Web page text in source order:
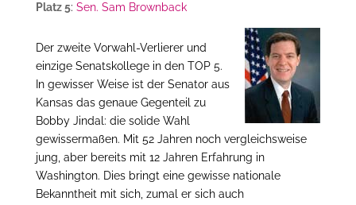
Platz 5: Sen. Sam Brownback
Der zweite Vorwahl-Verlierer und
einzige Senatskollege in den TOP 5.
In gewisser Weise ist der Senator aus
Kansas das genaue Gegenteil zu
Bobby Jindal: die solide Wahl
gewissermaßen. Mit 52 Jahren noch vergleichsweise
jung, aber bereits mit 12 Jahren Erfahrung in
Washington. Dies bringt eine gewisse nationale
Bekanntheit mit sich, zumal er sich auch